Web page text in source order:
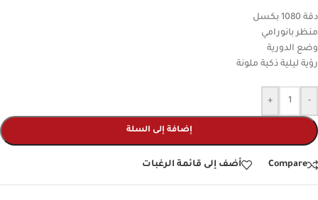
دقة 1080 بكسل
منظر بانورامي
وضع الدورية
رؤية ليلية ذكية ملونة
-
+
إضافة إلى السلة
Compare أضف إلى قائمة الرغبات